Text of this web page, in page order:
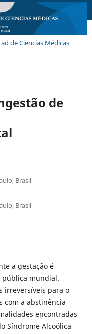
de Ciencias Médicas
de
Brasil
Brasil
a gestação é
pública mundial.
irreversíveis para o
com a abstinência
encontradas
Síndrome Alcoólica